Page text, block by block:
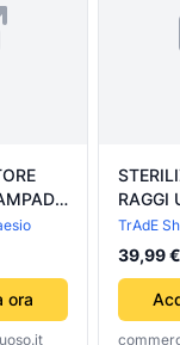
ora
RAGGI
TrAdE
39,99 €